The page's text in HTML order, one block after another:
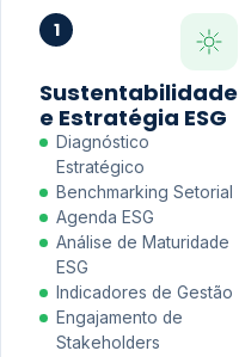
1
Sustentabilidade
e Estratégia ESG
Diagnóstico
Estratégico
Benchmarking Setorial
Agenda ESG
Análise de Maturidade
ESG
Indicadores de Gestão
Engajamento de
Stakeholders